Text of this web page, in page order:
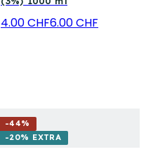
4.00 CHF6.00 CHF
-44%
-20% EXTRA